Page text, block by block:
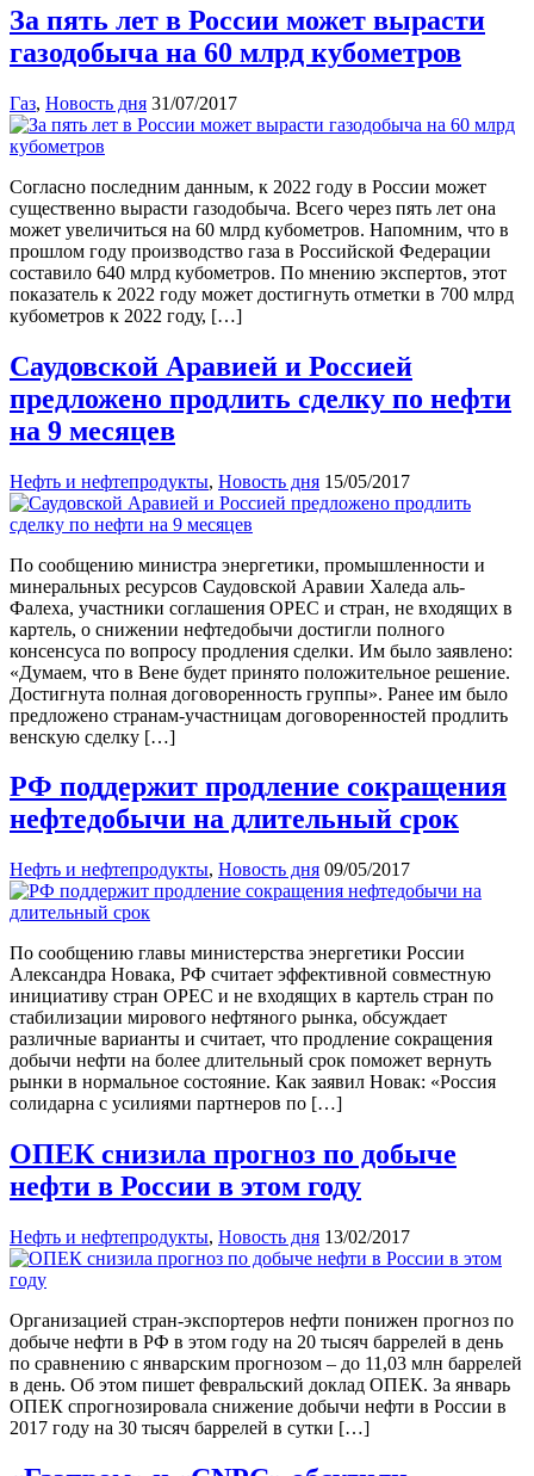
За пять лет в России может вырасти
газодобыча на 60 млрд кубометров
Газ, Новость дня 31/07/2017
Согласно последним данным, к 2022 году в России может
существенно вырасти газодобыча. Всего через пять лет она
может увеличиться на 60 млрд кубометров. Напомним, что в
прошлом году производство газа в Российской Федерации
составило 640 млрд кубометров. По мнению экспертов, этот
показатель к 2022 году может достигнуть отметки в 700 млрд
кубометров к 2022 году, […]
Саудовской Аравией и Россией
предложено продлить сделку по нефти
на 9 месяцев
Нефть и нефтепродукты, Новость дня 15/05/2017
По сообщению министра энергетики, промышленности и
минеральных ресурсов Саудовской Аравии Халеда аль-
Фалеха, участники соглашения OPEC и стран, не входящих в
картель, о снижении нефтедобычи достигли полного
консенсуса по вопросу продления сделки. Им было заявлено:
«Думаем, что в Вене будет принято положительное решение.
Достигнута полная договоренность группы». Ранее им было
предложено странам-участницам договоренностей продлить
венскую сделку […]
РФ поддержит продление сокращения
нефтедобычи на длительный срок
Нефть и нефтепродукты, Новость дня 09/05/2017
По сообщению главы министерства энергетики России
Александра Новака, РФ считает эффективной совместную
инициативу стран OPEC и не входящих в картель стран по
стабилизации мирового нефтяного рынка, обсуждает
различные варианты и считает, что продление сокращения
добычи нефти на более длительный срок поможет вернуть
рынки в нормальное состояние. Как заявил Новак: «Россия
солидарна с усилиями партнеров по […]
ОПЕК снизила прогноз по добыче
нефти в России в этом году
Нефть и нефтепродукты, Новость дня 13/02/2017
Организацией стран-экспортеров нефти понижен прогноз по
добыче нефти в РФ в этом году на 20 тысяч баррелей в день
по сравнению с январским прогнозом – до 11,03 млн баррелей
в день. Об этом пишет февральский доклад ОПЕК. За январь
ОПЕК спрогнозировала снижение добычи нефти в России в
2017 году на 30 тысяч баррелей в сутки […]